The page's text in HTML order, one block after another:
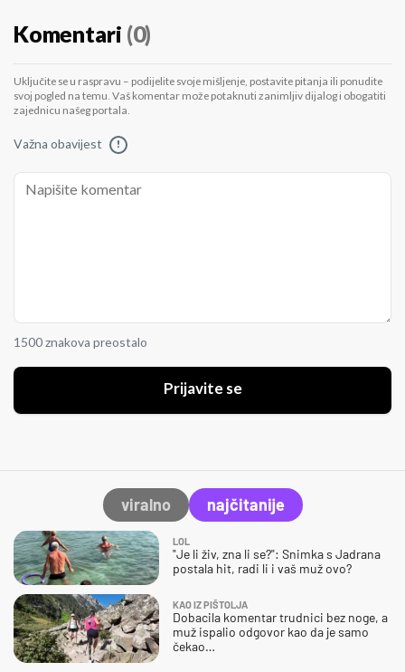
Komentari (0)
Uključite se u raspravu – podijelite svoje mišljenje, postavite pitanja ili ponudite
svoj pogled na temu. Vaš komentar može potaknuti zanimljiv dijalog i obogatiti
zajednicu našeg portala.
Važna obavijest !
1500 znakova preostalo
Prijavite se
viralno najčitanije
LOL
"Je li živ, zna li se?": Snimka s Jadrana
postala hit, radi li i vaš muž ovo?
KAO IZ PIŠTOLJA
Dobacila komentar trudnici bez noge, a
muž ispalio odgovor kao da je samo
čekao…